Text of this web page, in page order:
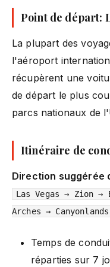
Point de départ:
La plupart des
l'aéroport
récupèrent une
de départ le plus
parcs nationaux de
Itinéraire de
Direction suggérée
Las Vegas → Zion →
Arches →
Temps de
réparties sur 7